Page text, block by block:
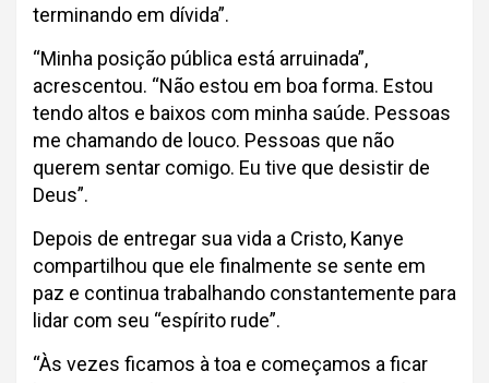
terminando em dívida”.
“Minha posição pública está arruinada”,
acrescentou. “Não estou em boa forma. Estou
tendo altos e baixos com minha saúde. Pessoas
me chamando de louco. Pessoas que não
querem sentar comigo. Eu tive que desistir de
Deus”.
Depois de entregar sua vida a Cristo, Kanye
compartilhou que ele finalmente se sente em
paz e continua trabalhando constantemente para
lidar com seu “espírito rude”.
“Às vezes ficamos à toa e começamos a ficar